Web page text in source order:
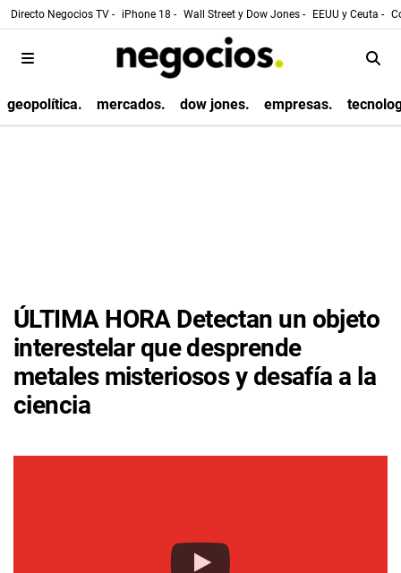
Directo Negocios TV - iPhone 18 - Wall Street y Dow Jones - EEUU y Ceuta -
geopolítica. mercados. dow jones. empresas.
ÚLTIMA HORA Detectan un objeto
interestelar que desprende
metales misteriosos y desafía a la
ciencia